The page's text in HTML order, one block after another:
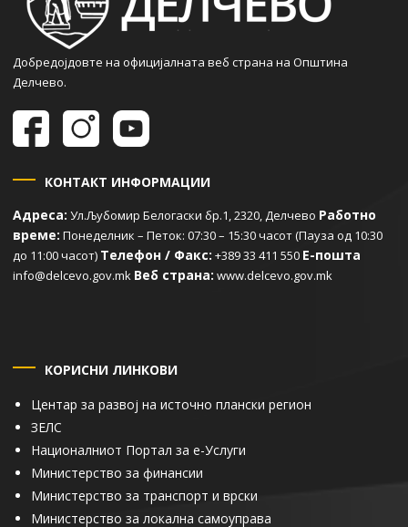
Добредојдовте на официјалната веб страна на Општина
Делчево.
КОНТАКТ ИНФОРМАЦИИ
Адреса: Ул.Љубомир Белогаски бр.1, 2320, Делчево Работно
време: Понеделник – Петок: 07:30 – 15:30 часот (Пауза од 10:30
до 11:00 часот) Телефон / Факс: +389 33 411 550 Е-пошта
info@delcevo.gov.mk Веб страна: www.delcevo.gov.mk
КОРИСНИ ЛИНКОВИ
Центар за развој на источно плански регион
ЗЕЛС
Националниот Портал за е-Услуги
Министерство за финансии
Министерство за транспорт и врски
Министерство за локална самоуправа